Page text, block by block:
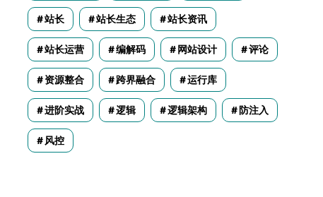
站长 站长生态 站长资讯
站长运营 编解码 网站设计 评论
资源整合 跨界融合 运行库
进阶实战 逻辑 逻辑架构 防注入
风控